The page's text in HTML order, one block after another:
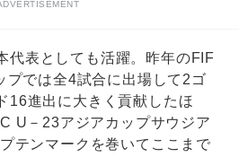
表としても活躍。昨年のFIF
プでは全4試合に出場して2ゴ
16進出に大きく貢献したほ
U－23アジアカップサウジア
テンマークを巻いてここまで